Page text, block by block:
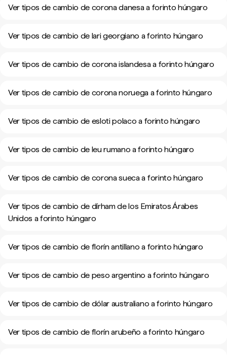
Ver tipos de cambio de corona danesa a forinto húngaro
Ver tipos de cambio de lari georgiano a forinto húngaro
Ver tipos de cambio de corona islandesa a forinto húngaro
Ver tipos de cambio de corona noruega a forinto húngaro
Ver tipos de cambio de esloti polaco a forinto húngaro
Ver tipos de cambio de leu rumano a forinto húngaro
Ver tipos de cambio de corona sueca a forinto húngaro
Ver tipos de cambio de dírham de los Emiratos Árabes
Unidos a forinto húngaro
Ver tipos de cambio de florín antillano a forinto húngaro
Ver tipos de cambio de peso argentino a forinto húngaro
Ver tipos de cambio de dólar australiano a forinto húngaro
Ver tipos de cambio de florín arubeño a forinto húngaro